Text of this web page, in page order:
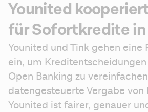
Younited
für Sofortkredite in
Younited und Tink gehen eine
ein, um
Open Banking zu
datengesteuerte Vergabe
Younited ist fairer, genauer